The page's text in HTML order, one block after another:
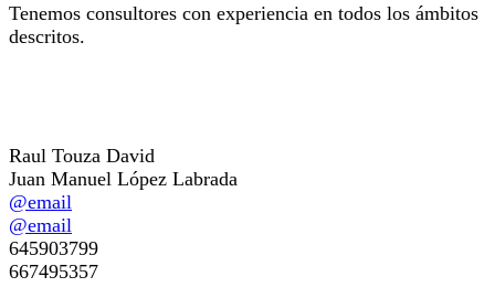
Tenemos consultores con experiencia en todos los ámbitos
descritos.
Raul Touza David
Juan Manuel López Labrada
@email
@email
645903799
667495357